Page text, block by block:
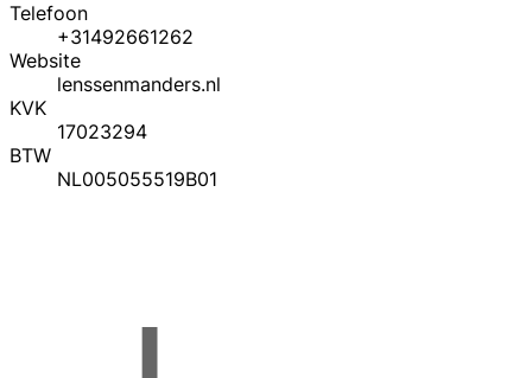
Telefoon
+31492661262
Website
lenssenmanders.nl
KVK
17023294
BTW
NL005055519B01